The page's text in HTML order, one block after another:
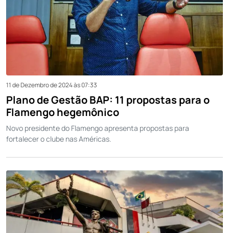
11 de Dezembro de 2024 às 07:33
Plano de Gestão BAP: 11 propostas para o
Flamengo hegemônico
Novo presidente do Flamengo apresenta propostas para
fortalecer o clube nas Américas.